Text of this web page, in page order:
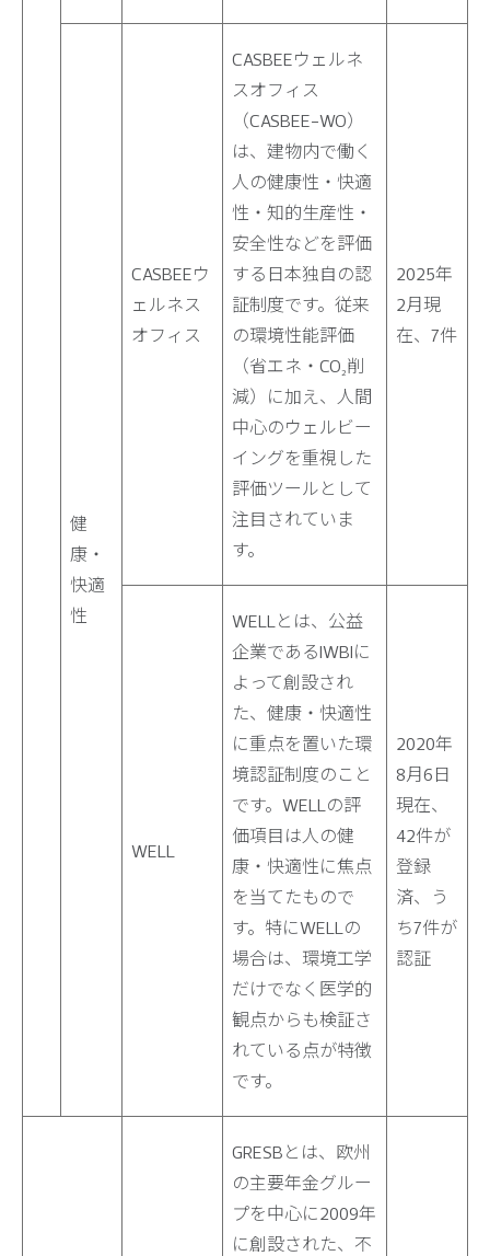
健
康・
快適
性
CASBEEウ
ェルネス
オフィス
CASBEEウェルネ
スオフィス
（CASBEE-WO）
は、建物内で働く
人の健康性・快適
性・知的生産性・
安全性などを評価
する日本独自の認
証制度です。従来
の環境性能評価
（省エネ・CO₂削
減）に加え、人間
中心のウェルビー
イングを重視した
評価ツールとして
注目されていま
す。
2025年
2月現
在、7件
WELL
WELLとは、公益
企業であるIWBIに
よって創設され
た、健康・快適性
に重点を置いた環
境認証制度のこと
です。WELLの評
価項目は人の健
康・快適性に焦点
を当てたもので
す。特にWELLの
場合は、環境工学
だけでなく医学的
観点からも検証さ
れている点が特徴
です。
2020年
8月6日
現在、
42件が
登録
済、う
ち7件が
認証
GRESBとは、欧州
の主要年金グルー
プを中心に2009年
に創設された、不